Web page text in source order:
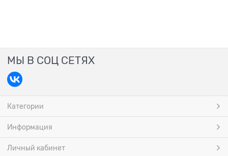
МЫ В СОЦ СЕТЯХ
Категории
Информация
Личный кабинет